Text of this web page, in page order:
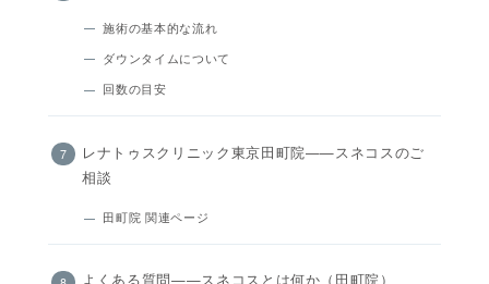
施術の基本的な流れ
ダウンタイムについて
回数の目安
レナトゥスクリニック東京田町院——スネコスのご
相談
田町院 関連ページ